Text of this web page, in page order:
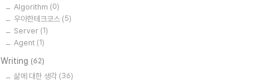
Algorithm (0)
우아한테크코스 (5)
Server (1)
Agent (1)
Writing (62)
삶에 대한 생각 (36)